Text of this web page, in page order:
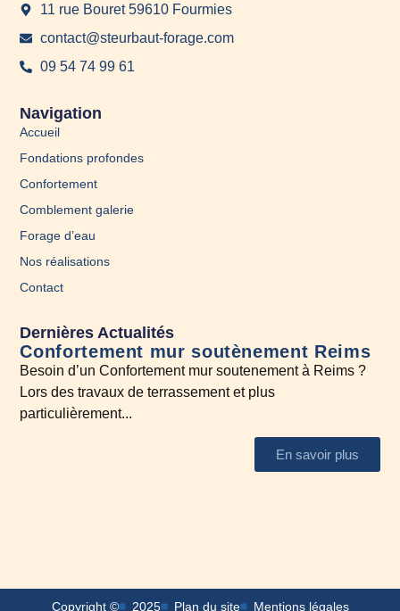
Navigation
Accueil
Fondations profondes
Confortement
Comblement galerie
Forage d’eau
Nos réalisations
Contact
11 rue Bouret 59610 Fourmies
contact@steurbaut-forage.com
09 54 74 99 61
Dernières Actualités
Confortement mur soutènement Reims
Besoin d’un Confortement mur soutenement à Reims ?
Lors des travaux de terrassement et plus
particulièrement...
En savoir plus
Copyright © 2025 Plan du site Mentions légales